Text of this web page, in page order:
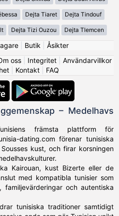
Dejta Tiaret Dejta Tindouf
Dejta Tizi Ouzou Dejta Tlemcen
| Butik
Åsikter
oss| Integritet| Användarvillkor
| Kontakt| FAQ
– Medelhavs
främsta plattform för
dating.com förenar tunisiska
kust, och firar korsningen
Kairouan, kust Bizerte eller de
med kompatibla tunisier som
familjevärderingar och autentiska
tunisiska traditioner samtidigt